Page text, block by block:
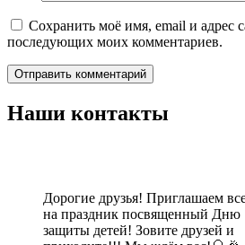
Сохранить моё имя, email и адрес
последующих моих комментариев.
Наши контакты
Дорогие друзья! Приглашаем
на праздник посвященный Дню
защиты детей! Зовите друзей и